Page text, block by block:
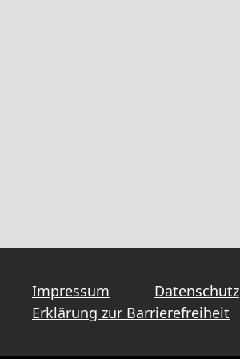
Impressum
Datenschutz
Erklärung zur Barrierefreiheit